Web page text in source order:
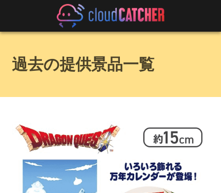
過去の提供景品一覧